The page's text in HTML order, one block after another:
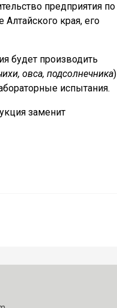
предприятия по
края, его
будет производить
овса, подсолнечника)
испытания.
заменит